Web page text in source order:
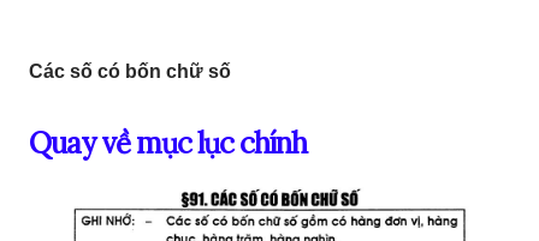
Các số có bốn chữ số
Quay về mục lục chính